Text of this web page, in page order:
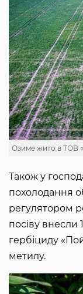
Озиме жито в ТОВ
Також у
похолодання
регулятором
посіву внесли
гербіциду
метилу.